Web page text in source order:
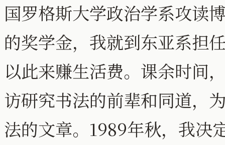
国罗格斯大学政治学系攻读
的奖学金，我就到东亚系担
以此来赚生活费。课余时间
访研究书法的前辈和同道，
法的文章。1989年秋，我决